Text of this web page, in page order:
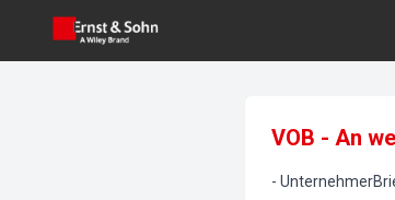
VOB - An
-